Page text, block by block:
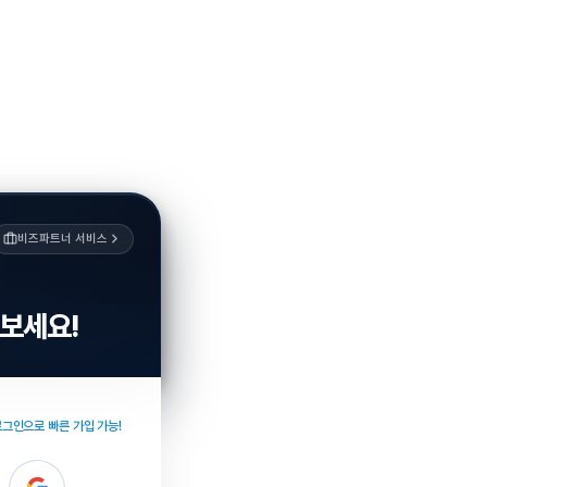
비즈파트너 서비스
세요!
인으로 빠른 가입 가능!